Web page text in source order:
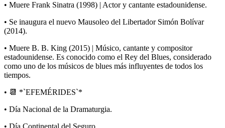
• Muere Frank Sinatra (1998) | Actor y cantante estadounidense.
• Se inaugura el nuevo Mausoleo del Libertador Simón Bolívar
(2014).
• Muere B. B. King (2015) | Músico, cantante y compositor
estadounidense. Es conocido como el Rey del Blues, considerado
como uno de los músicos de blues más influyentes de todos los
tiempos.
• 📆 *`EFEMÉRIDES`*
• Día Nacional de la Dramaturgia.